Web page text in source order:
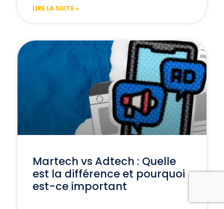
LIRE LA SUITE »
Martech vs Adtech : Quelle
est la différence et pourquoi
est-ce important